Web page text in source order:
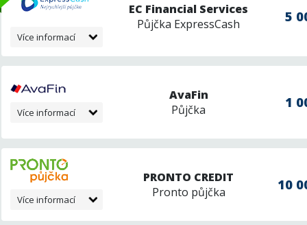
Více informací
EC Financial Services
Půjčka ExpressCash
5
Více informací
AvaFin
Půjčka
1
Více informací
PRONTO CREDIT
Pronto půjčka
10